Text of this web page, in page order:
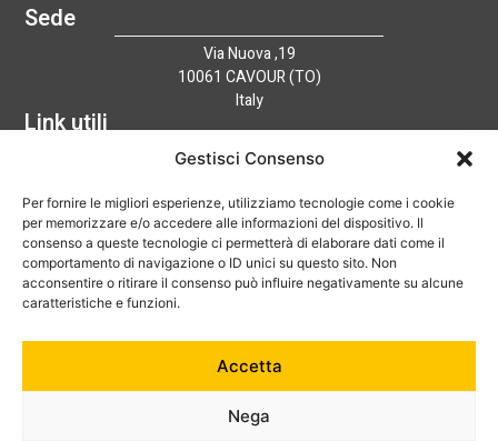
Gestisci Consenso
Per fornire le migliori esperienze, utilizziamo tecnologie come i cookie
per memorizzare e/o accedere alle informazioni del dispositivo. Il
consenso a queste tecnologie ci permetterà di elaborare dati come il
comportamento di navigazione o ID unici su questo sito. Non
acconsentire o ritirare il consenso può influire negativamente su alcune
caratteristiche e funzioni.
Accetta
Nega
Sede
Via Nuova ,19
10061 CAVOUR (TO)
Italy
Link utili
Home
Catalogo
Tecnologia
News
Contatti
Hai bisogno di aiuto?
+39 0121 600752
info@australian-srl.com